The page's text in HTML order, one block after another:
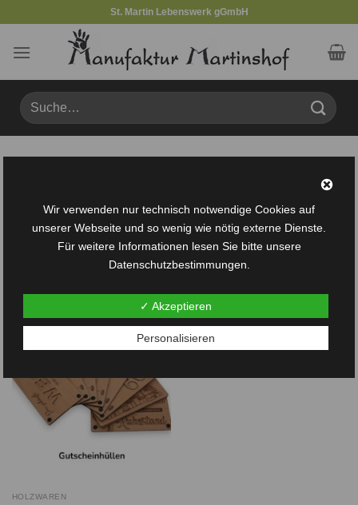
springen
St. Martin Lebenswerk gGmbH
Suche
nach:
Auf die
Wunschliste
HOLZWAREN
Wir verwenden nur technisch notwendige Cookies auf
unserer Webseite und so wenig wie nötig externe Dienste.
Für weitere Informationen lesen Sie bitte unsere
Datenschutzbestimmungen.
✓ Akzeptieren
Personalisieren